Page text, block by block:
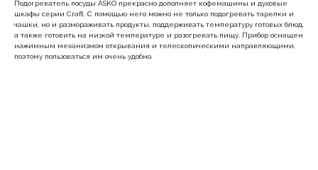
Подогреватель посуды ASKO прекрасно дополняет кофемашины и духовые
шкафы серии Сraft. С помощью него можно не только подогревать тарелки и
чашки, но и размораживать продукты, поддерживать температуру готовых блюд,
а также готовить на низкой температуре и разогревать пищу. Прибор оснащен
нажимным механизмом открывания и телескопическими направляющими,
поэтому пользоваться им очень удобно.